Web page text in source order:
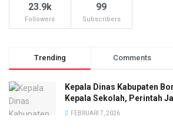
23.9k
Followers
99
Subscribers
Trending Comments
Kepala Dinas Kabupaten
Kepala Sekolah, Perintah
FEBRUARI 7, 2026